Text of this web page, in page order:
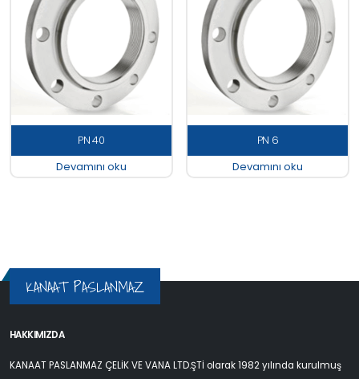
PN 40
Devamını oku
PN 6
Devamını oku
KANAAT PASLANMAZ
HAKKIMIZDA
KANAAT PASLANMAZ ÇELİK VE VANA LTD.ŞTİ olarak 1982 yılında kurulmuş